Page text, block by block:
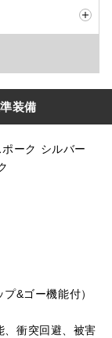
装備
ーク シルバー
&ゴー機能付）
、衝突回避、被害